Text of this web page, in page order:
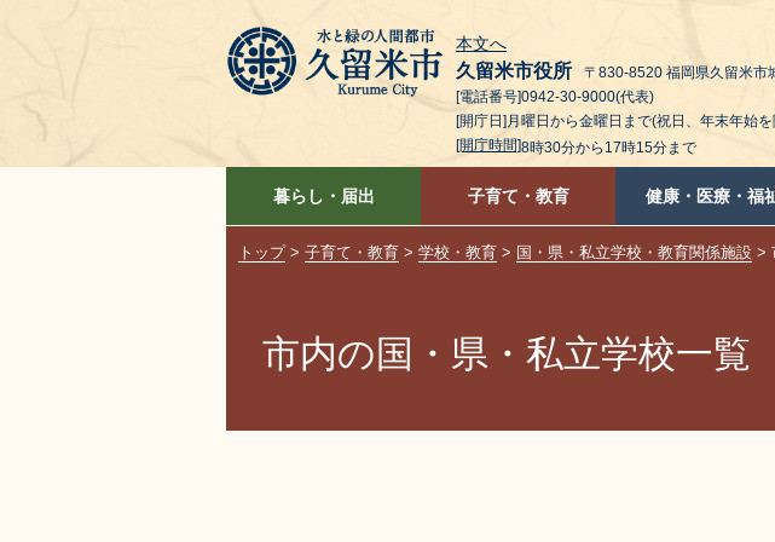
本文へ
久留米市役所 〒830-8520 福岡県久留米市
[電話番号]0942-30-9000(代表)
[開庁日]月曜日から金曜日まで(祝日、年末年始
[開庁時間]8時30分から17時15分まで
暮らし・届出 子育て・教育 健康・医療・福
トップ> 子育て・教育 > 学校・教育 > 国・県・私立学校・教育関係施設 >
市内の国・県・私立学校一覧